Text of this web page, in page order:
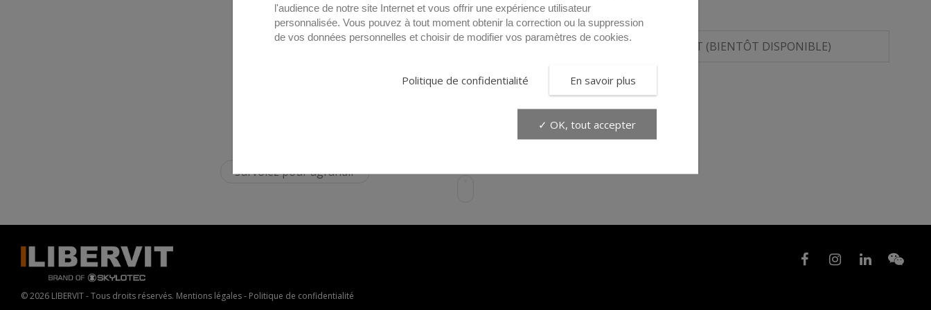
survolez pour agrandir
de procéder à la vérification des crampons TSP1, d’en estimer leur
état d’usure et de procéder si nécessaire à leur réaffûtage ou à leur
remplacement. Le remplacement des crampons devra être effectué
lorsqu’après un certain nombre de réaffutage, ils atteignent une
FICHE PRODUIT (BIENTÔT DISPONIBLE)
© 2026 LIBERVIT - Tous droits réservés. Mentions légales- Politique de confidentialité
l'audience de notre site Internet et vous offrir une expérience utilisateur
personnalisée. Vous pouvez à tout moment obtenir la correction ou la suppression
de vos données personnelles et choisir de modifier vos paramètres de cookies.
Politique de confidentialité En savoir plus
✓ OK, tout accepter